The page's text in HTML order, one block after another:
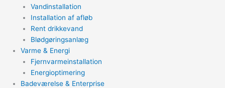
Vandinstallation
Installation af afløb
Rent drikkevand
Blødgøringsanlæg
Varme & Energi
Fjernvarmeinstallation
Energioptimering
Badeværelse & Enterprise